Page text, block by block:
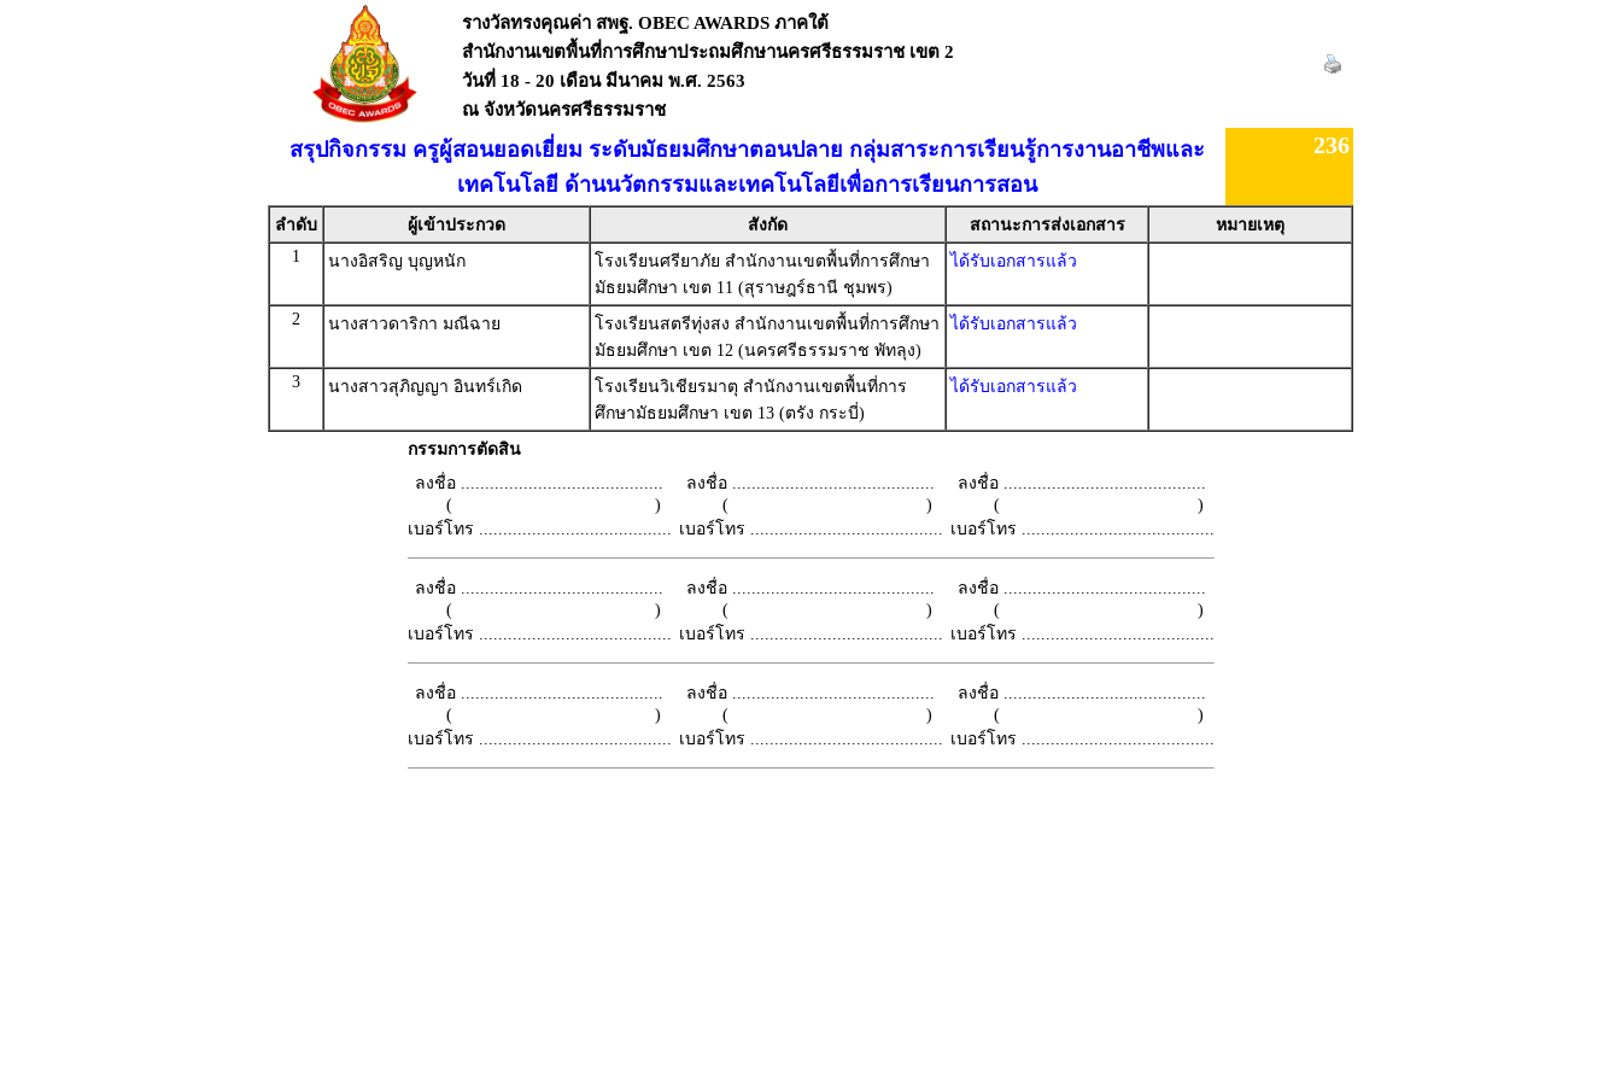
รางวัลทรงคุณค่า สพฐ. OBEC AWARDS ภาคใต้
สำนักงานเขตพื้นที่การศึกษาประถมศึกษานครศรีธรรมราช เขต 2
วันที่ 18 - 20 เดือน มีนาคม พ.ศ. 2563
ณ จังหวัดนครศรีธรรมราช
สรุปกิจกรรม ครูผู้สอนยอดเยี่ยม ระดับมัธยมศึกษาตอนปลาย กลุ่มสาระการเรียนรู้การงานอาชีพและ
เทคโนโลยี ด้านนวัตกรรมและเทคโนโลยีเพื่อการเรียนการสอน
236
ลำดับ ผู้เข้าประกวด สังกัด สถานะการส่งเอกสาร
หมายเหตุ
1
นางอิสริญ บุญหนัก
โรงเรียนศรียาภัย สำนักงานเขตพื้นที่การศึกษา
มัธยมศึกษา เขต 11 (สุราษฎร์ธานี ชุมพร)
ได้รับเอกสารแล้ว
2 นางสาวดาริกา มณีฉาย
โรงเรียนสตรีทุ่งสง สำนักงานเขตพื้นที่การศึกษา
มัธยมศึกษา เขต 12 (นครศรีธรรมราช พัทลุง)
ได้รับเอกสารแล้ว
3 นางสาวสุภิญญา อินทร์เกิด
โรงเรียนวิเชียรมาตุ สำนักงานเขตพื้นที่การ
ศึกษามัธยมศึกษา เขต 13 (ตรัง กระบี่)
ได้รับเอกสารแล้ว
กรรมการตัดสิน
ลงชื่อ ..........................................
( )
เบอร์โทร ........................................
ลงชื่อ ..........................................
( )
เบอร์โทร ........................................
ลงชื่อ ..........................................
( )
เบอร์โทร ........................................
ลงชื่อ ..........................................
( )
เบอร์โทร ........................................
ลงชื่อ ..........................................
( )
เบอร์โทร ........................................
ลงชื่อ ..........................................
( )
เบอร์โทร ........................................
ลงชื่อ ..........................................
( )
เบอร์โทร ........................................
ลงชื่อ ..........................................
( )
เบอร์โทร ........................................
ลงชื่อ ..........................................
( )
เบอร์โทร ........................................